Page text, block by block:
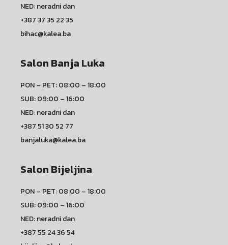
NED: neradni dan
+387 37 35 22 35
bihac@kalea.ba
Salon Banja Luka
PON – PET: 08:00 – 18:00
SUB: 09:00 – 16:00
NED: neradni dan
+387 51 30 52 77
banjaluka@kalea.ba
Salon Bijeljina
PON – PET: 08:00 – 18:00
SUB: 09:00 – 16:00
NED: neradni dan
+387 55 24 36 54